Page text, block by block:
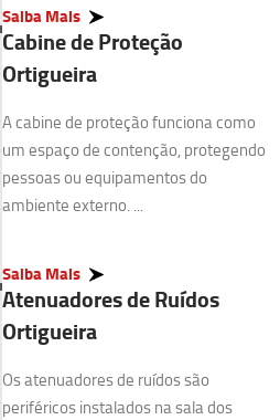
Saiba Mais
Cabine de Proteção
Ortigueira
A cabine de proteção funciona como
um espaço de contenção, protegendo
pessoas ou equipamentos do
ambiente externo. ...
Saiba Mais
Atenuadores de Ruídos
Ortigueira
Os atenuadores de ruídos são
periféricos instalados na sala dos